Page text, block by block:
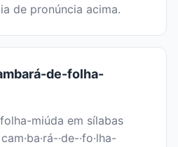
de pronúncia acima.
de-folha-
miúda em sílabas
·de-·fo·lha-